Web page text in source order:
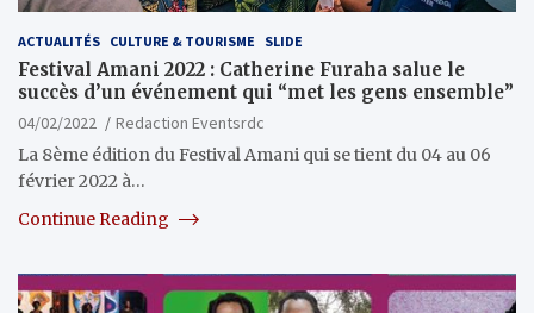
ACTUALITÉS CULTURE & TOURISME SLIDE
Festival Amani 2022 : Catherine Furaha salue le
succès d’un événement qui “met les gens ensemble”
04/02/2022
Redaction Eventsrdc
La 8ème édition du Festival Amani qui se tient du 04 au 06
février 2022 à…
Continue Reading